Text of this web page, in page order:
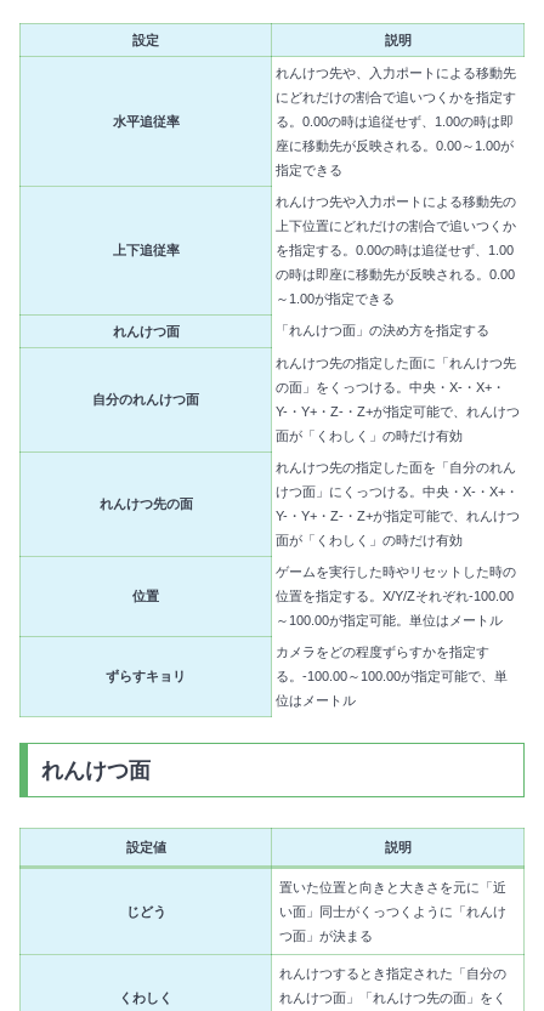
設定 説明
水平追従率
れんけつ先や、入力ポートによる移動先
にどれだけの割合で追いつくかを指定す
る。0.00の時は追従せず、1.00の時は即
座に移動先が反映される。0.00～1.00が
指定できる
上下追従率
れんけつ先や入力ポートによる移動先の
上下位置にどれだけの割合で追いつくか
を指定する。0.00の時は追従せず、1.00
の時は即座に移動先が反映される。0.00
～1.00が指定できる
れんけつ面 「れんけつ面」の決め方を指定する
自分のれんけつ面
れんけつ先の指定した面に「れんけつ先
の面」をくっつける。中央・X-・X+・
Y-・Y+・Z-・Z+が指定可能で、れんけつ
面が「くわしく」の時だけ有効
れんけつ先の面
れんけつ先の指定した面を「自分のれん
けつ面」にくっつける。中央・X-・X+・
Y-・Y+・Z-・Z+が指定可能で、れんけつ
面が「くわしく」の時だけ有効
位置
ゲームを実行した時やリセットした時の
位置を指定する。X/Y/Zそれぞれ-100.00
～100.00が指定可能。単位はメートル
ずらすキョリ
カメラをどの程度ずらすかを指定す
る。-100.00～100.00が指定可能で、単
位はメートル
れんけつ面
設定値 説明
じどう
置いた位置と向きと大きさを元に「近
い面」同士がくっつくように「れんけ
つ面」が決まる
くわしく
れんけつするとき指定された「自分の
れんけつ面」「れんけつ先の面」をく